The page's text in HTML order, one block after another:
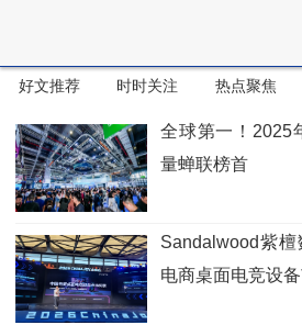
好文推荐 时时关注 热点聚焦
全球第一！2025
量蝉联榜首
Sandalwood紫
电商桌面电竞设